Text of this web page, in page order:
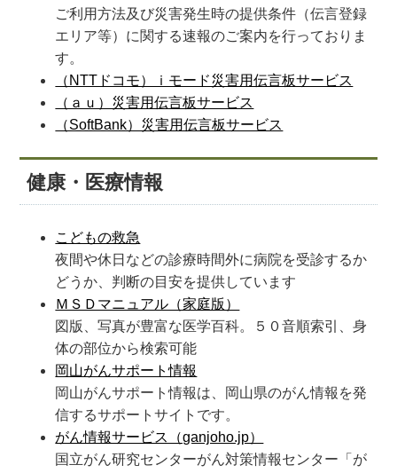
ご利用方法及び災害発生時の提供条件（伝言登録
エリア等）に関する速報のご案内を行っておりま
す。
（NTTドコモ）ｉモード災害用伝言板サービス
（ａｕ）災害用伝言板サービス
（SoftBank）災害用伝言板サービス
健康・医療情報
こどもの救急
夜間や休日などの診療時間外に病院を受診するか
どうか、判断の目安を提供しています
ＭＳＤマニュアル（家庭版）
図版、写真が豊富な医学百科。５０音順索引、身
体の部位から検索可能
岡山がんサポート情報
岡山がんサポート情報は、岡山県のがん情報を発
信するサポートサイトです。
がん情報サービス（ganjoho.jp）
国立がん研究センターがん対策情報センター「が